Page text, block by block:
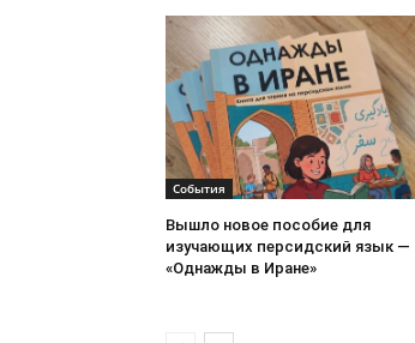
События
Вышло новое пособие для
изучающих персидский язык —
«Однажды в Иране»